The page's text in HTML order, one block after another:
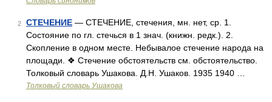
2 СТЕЧЕНИЕ — СТЕЧЕНИЕ, стечения, мн. нет, ср. 1.
Состояние по гл. стечься в 1 знач. (книжн. редк.). 2.
Скопление в одном месте. Небывалое стечение народа на
площади. ❖ Стечение обстоятельств см. обстоятельство.
Толковый словарь Ушакова. Д.Н. Ушаков. 1935 1940 …
Толковый словарь Ушакова